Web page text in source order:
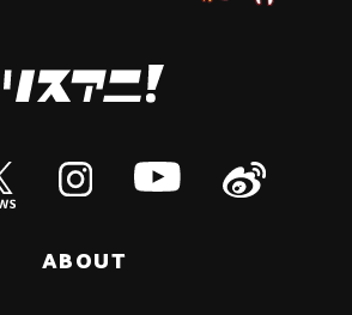
ABOUT